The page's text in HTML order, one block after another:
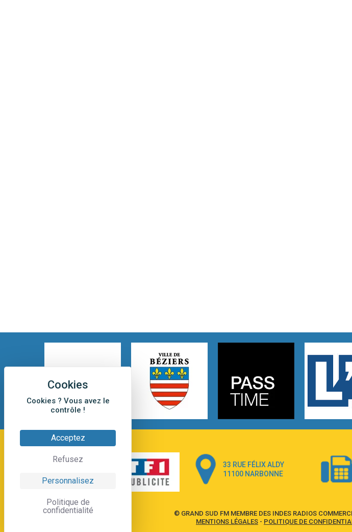
Cookies ? Vous avez le
contrôle !
Acceptez
Refusez
Personnalisez
Politique de
confidentialité
33 RUE FÉLIX ALDY
11100 NARBONNE
© GRAND SUD FM MEMBRE DES INDES RADIOS
MENTIONS LÉGALES - POLITIQUE DE